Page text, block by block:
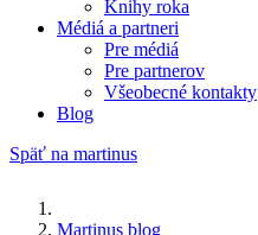
Knihy roka
Médiá a partneri
Pre médiá
Pre partnerov
Všeobecné kontakty
Blog
Späť na martinus
Martinus blog